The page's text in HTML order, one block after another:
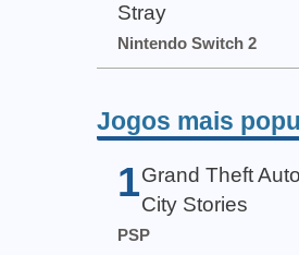
Stray
Nintendo Switch 2
Jogos mais
1 Grand Theft
City Stories
PSP